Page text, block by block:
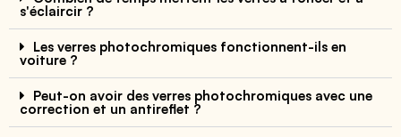
s'éclaircir ?
Les verres photochromiques fonctionnent-ils en
voiture ?
Peut-on avoir des verres photochromiques avec une
correction et un antireflet ?